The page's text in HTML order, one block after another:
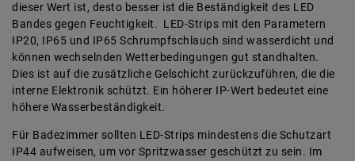
dieser Wert ist, desto besser ist die Beständigkeit des LED
Bandes gegen Feuchtigkeit. LED-Strips mit den Parametern
IP20, IP65 und IP65 Schrumpfschlauch sind wasserdicht und
können wechselnden Wetterbedingungen gut standhalten.
Dies ist auf die zusätzliche Gelschicht zurückzuführen, die die
interne Elektronik schützt. Ein höherer IP-Wert bedeutet eine
höhere Wasserbeständigkeit.
Für Badezimmer sollten LED-Strips mindestens die Schutzart
IP44 aufweisen, um vor Spritzwasser geschützt zu sein. Im